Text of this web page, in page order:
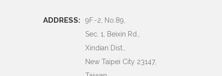
ADDRESS:
9F.-2, No.89,
Sec. 1, Beixin Rd.,
Xindian Dist.,
New Taipei City 23147,